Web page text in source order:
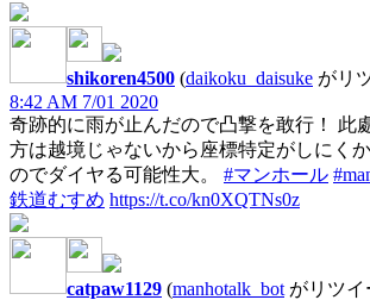
shikoren4500 (daikoku_daisuke がリ
8:42 AM 7/01 2020
奇跡的に雨が止んだので凸撃を敢行！ 此
方は越境じゃないから座標特定がしにく
のでダイヤる可能性大。 #マンホール
鉄道むすめ https://t.co/kn0XQTNs0z
catpaw1129 (manhotalk_bot がリツイ